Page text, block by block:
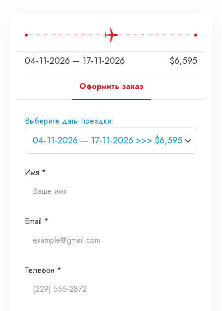
$6,595
04-11-2026 — 17-11-2026
Оформить заказ
Выберите даты поездки:
Имя *
Email *
Телефон *